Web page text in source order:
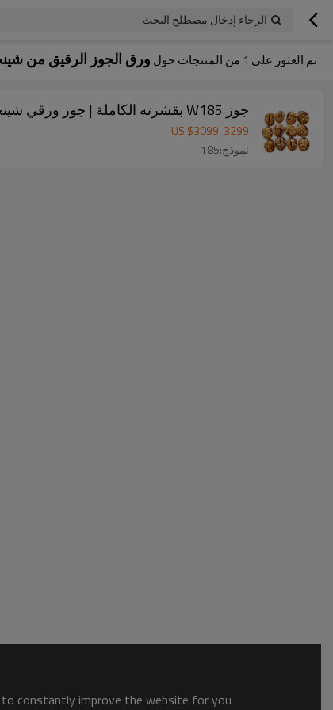
الرجاء إدخال مصطلح البحث
تم العثور على 1 من المنتجات حول ورق الجوز الرقيق من
جوز W185 بقشرته الكاملة | جوز ورقي شينجيانغ بقشرته الرقيقة | نسبة نواة 65% فأكثر
US $3099-3299
نموذج:185
constantly improve the website for you.